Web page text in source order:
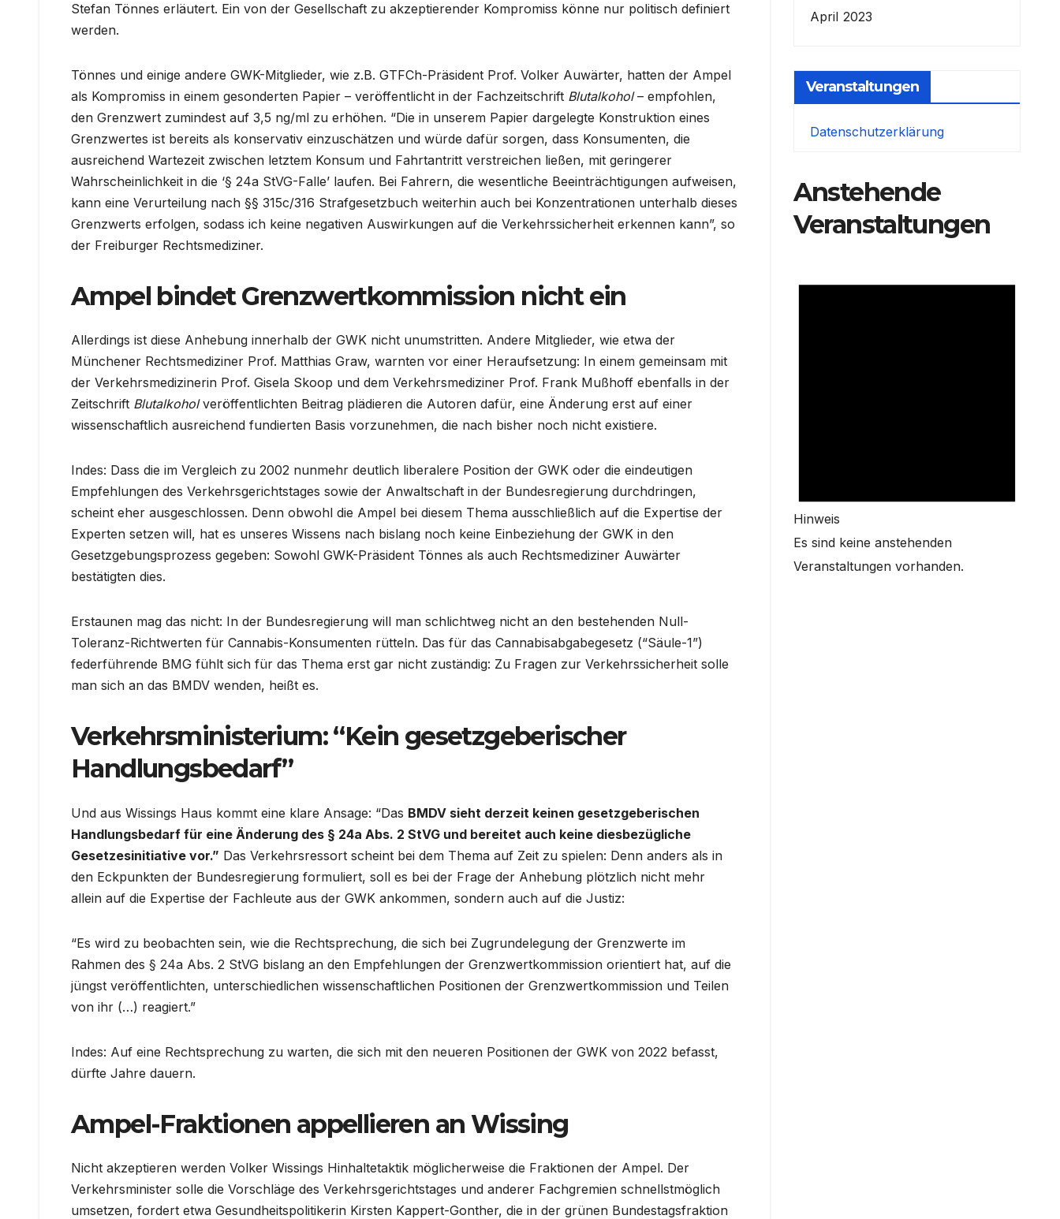
Stefan Tönnes erläutert. Ein von der Gesellschaft zu akzeptierender Kompromiss könne nur politisch definiert
werden.
Tönnes und einige andere GWK-Mitglieder, wie z.B. GTFCh-Präsident Prof. Volker Auwärter, hatten der Ampel
als Kompromiss in einem gesonderten Papier – veröffentlicht in der Fachzeitschrift Blutalkohol– empfohlen,
den Grenzwert zumindest auf 3,5 ng/ml zu erhöhen. “Die in unserem Papier dargelegte Konstruktion eines
Grenzwertes ist bereits als konservativ einzuschätzen und würde dafür sorgen, dass Konsumenten, die
ausreichend Wartezeit zwischen letztem Konsum und Fahrtantritt verstreichen ließen, mit geringerer
Wahrscheinlichkeit in die ‘§ 24a StVG-Falle’ laufen. Bei Fahrern, die wesentliche Beeinträchtigungen aufweisen,
kann eine Verurteilung nach §§ 315c/316 Strafgesetzbuch weiterhin auch bei Konzentrationen unterhalb dieses
Grenzwerts erfolgen, sodass ich keine negativen Auswirkungen auf die Verkehrssicherheit erkennen kann”, so
der Freiburger Rechtsmediziner.
Ampel bindet Grenzwertkommission nicht ein
Allerdings ist diese Anhebung innerhalb der GWK nicht unumstritten. Andere Mitglieder, wie etwa der
Münchener Rechtsmediziner Prof. Matthias Graw, warnten vor einer Heraufsetzung: In einem gemeinsam mit
der Verkehrsmedizinerin Prof. Gisela Skoop und dem Verkehrsmediziner Prof. Frank Mußhoff ebenfalls in der
Zeitschrift Blutalkoholveröffentlichten Beitrag plädieren die Autoren dafür, eine Änderung erst auf einer
wissenschaftlich ausreichend fundierten Basis vorzunehmen, die nach bisher noch nicht existiere.
Indes: Dass die im Vergleich zu 2002 nunmehr deutlich liberalere Position der GWK oder die eindeutigen
Empfehlungen des Verkehrsgerichtstages sowie der Anwaltschaft in der Bundesregierung durchdringen,
scheint eher ausgeschlossen. Denn obwohl die Ampel bei diesem Thema ausschließlich auf die Expertise der
Experten setzen will, hat es unseres Wissens nach bislang noch keine Einbeziehung der GWK in den
Gesetzgebungsprozess gegeben: Sowohl GWK-Präsident Tönnes als auch Rechtsmediziner Auwärter
bestätigten dies.
Erstaunen mag das nicht: In der Bundesregierung will man schlichtweg nicht an den bestehenden Null-
Toleranz-Richtwerten für Cannabis-Konsumenten rütteln. Das für das Cannabisabgabegesetz (“Säule-1”)
federführende BMG fühlt sich für das Thema erst gar nicht zuständig: Zu Fragen zur Verkehrssicherheit solle
man sich an das BMDV wenden, heißt es.
Verkehrsministerium: “Kein gesetzgeberischer
Handlungsbedarf”
Und aus Wissings Haus kommt eine klare Ansage: “Das BMDV sieht derzeit keinen gesetzgeberischen
Handlungsbedarf für eine Änderung des § 24a Abs. 2 StVG und bereitet auch keine diesbezügliche
Gesetzesinitiative vor.” Das Verkehrsressort scheint bei dem Thema auf Zeit zu spielen: Denn anders als in
den Eckpunkten der Bundesregierung formuliert, soll es bei der Frage der Anhebung plötzlich nicht mehr
allein auf die Expertise der Fachleute aus der GWK ankommen, sondern auch auf die Justiz:
“Es wird zu beobachten sein, wie die Rechtsprechung, die sich bei Zugrundelegung der Grenzwerte im
Rahmen des § 24a Abs. 2 StVG bislang an den Empfehlungen der Grenzwertkommission orientiert hat, auf die
jüngst veröffentlichten, unterschiedlichen wissenschaftlichen Positionen der Grenzwertkommission und Teilen
von ihr (…) reagiert.”
Indes: Auf eine Rechtsprechung zu warten, die sich mit den neueren Positionen der GWK von 2022 befasst,
dürfte Jahre dauern.
Ampel-Fraktionen appellieren an Wissing
Nicht akzeptieren werden Volker Wissings Hinhaltetaktik möglicherweise die Fraktionen der Ampel. Der
Verkehrsminister solle die Vorschläge des Verkehrsgerichtstages und anderer Fachgremien schnellstmöglich
umsetzen, fordert etwa Gesundheitspolitikerin Kirsten Kappert-Gonther, die in der grünen Bundestagsfraktion
April 2023
Veranstaltungen
Datenschutzerklärung
Anstehende
Veranstaltungen
Hinweis
Es sind keine anstehenden
Veranstaltungen vorhanden.